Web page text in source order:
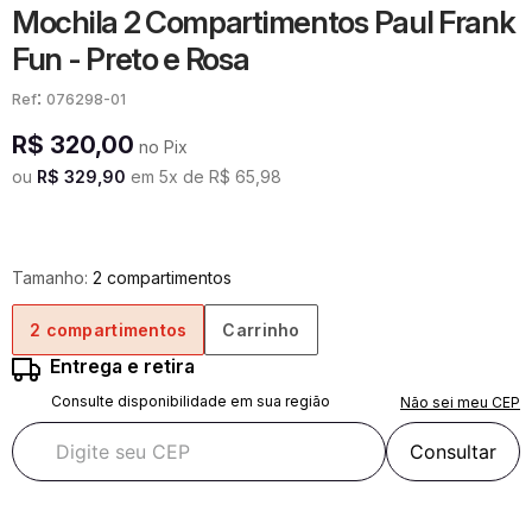
Mochila 2 Compartimentos Paul Frank
Fun - Preto e Rosa
: 076298-01
R$ 320,00 no Pix
ou R$ 329 90 em 5x de R$ 65 98
Tamanho: 2 compartimentos
2 compartimentos Carrinho
Entrega e retira
Consulte disponibilidade em sua região Não sei meu CEP
Consultar